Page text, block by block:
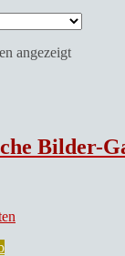
angezeigt
deutschen Real-Encyklopädie